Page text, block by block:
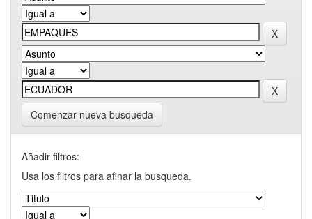
Comenzar nueva busqueda
Añadir filtros:
Usa los filtros para afinar la busqueda.